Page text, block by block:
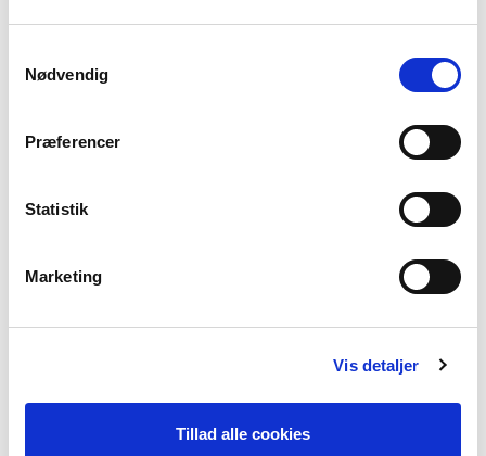
Nødvendig
Præferencer
Statistik
Marketing
Vis detaljer
Tillad alle cookies
DFS mener, at der er brug for en modernisering af loven, så
Derfor foreslår vi at fjerne de krav, der begrænser de
den enkelte forening selv kan disponere over deres tilskud, kan
de bedre tilpasse sig den konkrete efterspørgsel i deres